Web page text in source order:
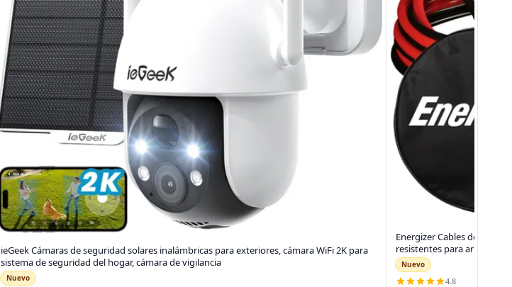
ieGeek Cámaras de seguridad solares inalámbricas para exteriores, cámara WiFi 2K para
sistema de seguridad del hogar, cámara de vigilancia
Nuevo
Energizer Cables de
resistentes para arrancar
Nuevo
4.8